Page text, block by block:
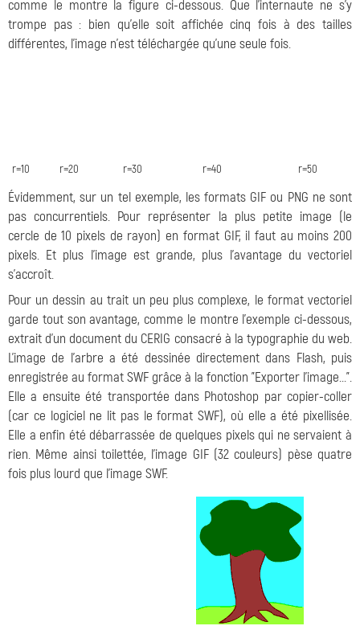
comme le montre la figure ci-dessous. Que l'internaute ne s'y
trompe pas : bien qu'elle soit affichée cinq fois à des tailles
différentes, l'image n'est téléchargée qu'une seule fois.
r=10 r=20 r=30 r=40 r=50
Évidemment, sur un tel exemple, les formats GIF ou PNG ne sont
pas concurrentiels. Pour représenter la plus petite image (le
cercle de 10 pixels de rayon) en format GIF, il faut au moins 200
pixels. Et plus l'image est grande, plus l'avantage du vectoriel
s'accroît.
Pour un dessin au trait un peu plus complexe, le format vectoriel
garde tout son avantage, comme le montre l'exemple ci-dessous,
extrait d'un document du CERIG consacré à la typographie du web.
L'image de l'arbre a été dessinée directement dans Flash, puis
enregistrée au format SWF grâce à la fonction "Exporter l'image...".
Elle a ensuite été transportée dans Photoshop par copier-coller
(car ce logiciel ne lit pas le format SWF), où elle a été pixellisée.
Elle a enfin été débarrassée de quelques pixels qui ne servaient à
rien. Même ainsi toilettée, l'image GIF (32 couleurs) pèse quatre
fois plus lourd que l'image SWF.